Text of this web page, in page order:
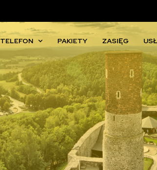
TELEFON PAKIETY ZASIĘG